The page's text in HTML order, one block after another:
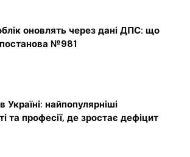
оновлять через дані ДПС: що
№981
найпопулярніші
та професії, де зростає дефіцит